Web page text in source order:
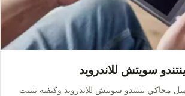
سويتش للاندرويد
محاكي نينتندو سويتش للاندرويد وكيفيه تثبيت